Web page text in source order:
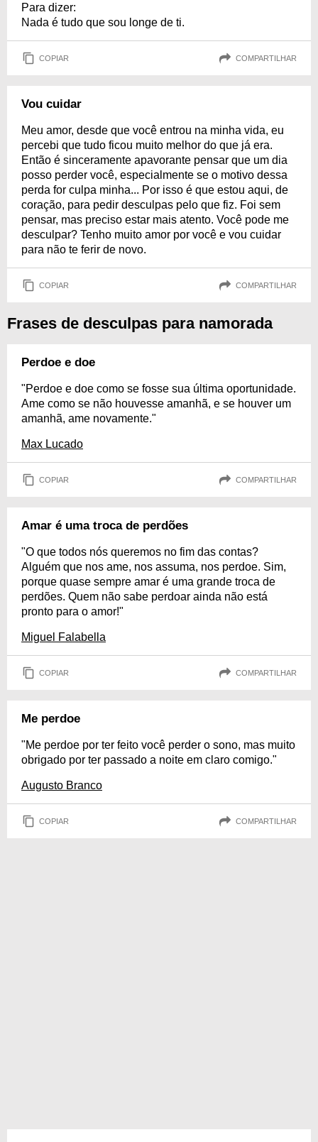
Para dizer:
Nada é tudo que sou longe de ti.
COPIAR COMPARTILHAR
Vou cuidar
Meu amor, desde que você entrou na minha vida, eu
percebi que tudo ficou muito melhor do que já era.
Então é sinceramente apavorante pensar que um dia
posso perder você, especialmente se o motivo dessa
perda for culpa minha... Por isso é que estou aqui, de
coração, para pedir desculpas pelo que fiz. Foi sem
pensar, mas preciso estar mais atento. Você pode me
desculpar? Tenho muito amor por você e vou cuidar
para não te ferir de novo.
COPIAR COMPARTILHAR
Frases de desculpas para namorada
Perdoe e doe
"Perdoe e doe como se fosse sua última oportunidade.
Ame como se não houvesse amanhã, e se houver um
amanhã, ame novamente."
Max Lucado
COPIAR COMPARTILHAR
Amar é uma troca de perdões
"O que todos nós queremos no fim das contas?
Alguém que nos ame, nos assuma, nos perdoe. Sim,
porque quase sempre amar é uma grande troca de
perdões. Quem não sabe perdoar ainda não está
pronto para o amor!"
Miguel Falabella
COPIAR COMPARTILHAR
Me perdoe
"Me perdoe por ter feito você perder o sono, mas muito
obrigado por ter passado a noite em claro comigo."
Augusto Branco
COPIAR COMPARTILHAR